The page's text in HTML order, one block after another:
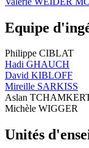
Equipe
Philippe CIBLAT
Hadi GHAUCH
David KIBLOFF
Mireille SARKISS
Aslan
Michèle WIGGER
Unités